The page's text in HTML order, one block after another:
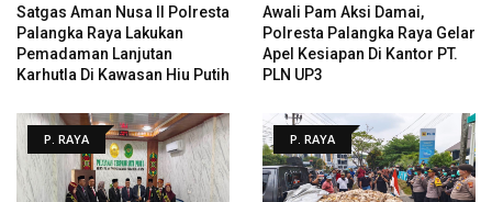
Satgas Aman Nusa II Polresta
Palangka Raya Lakukan
Pemadaman Lanjutan
Karhutla Di Kawasan Hiu Putih
Awali Pam Aksi Damai,
Polresta Palangka Raya Gelar
Apel Kesiapan Di Kantor PT.
PLN UP3
P. RAYA P. RAYA